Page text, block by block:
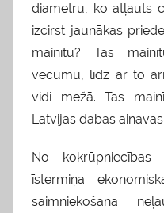
diametru, ko atļauts
izcirst jaunākas
mainītu? Tas
vecumu, līdz ar to
vidi mežā. Tas
Latvijas dabas ainavas.
No
īstermiņa
saimniekošana